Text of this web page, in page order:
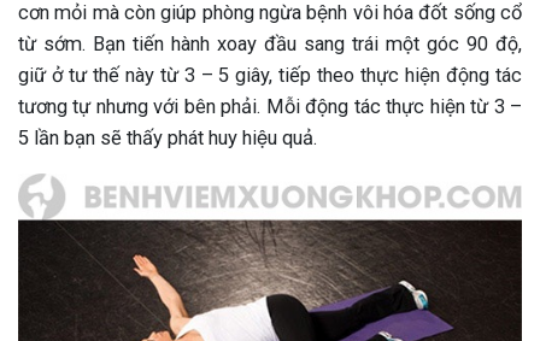
cơn mỏi mà còn giúp phòng ngừa bệnh vôi hóa đốt sống cổ
từ sớm. Bạn tiến hành xoay đầu sang trái một góc 90 độ,
giữ ở tư thế này từ 3 – 5 giây, tiếp theo thực hiện động tác
tương tự nhưng với bên phải. Mỗi động tác thực hiện từ 3 –
5 lần bạn sẽ thấy phát huy hiệu quả.